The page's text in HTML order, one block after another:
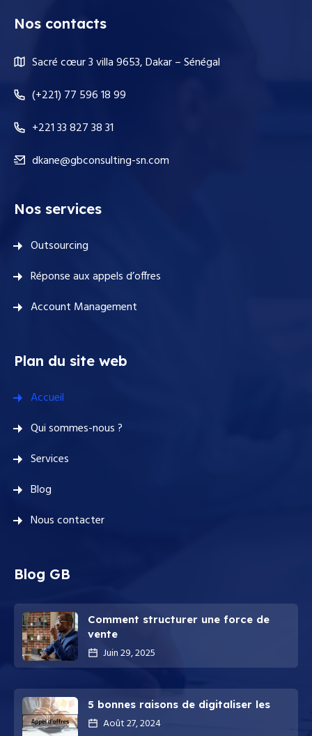
Nos contacts
Sacré cœur 3 villa 9653, Dakar – Sénégal
(+221) 77 596 18 99
+221 33 827 38 31
dkane@gbconsulting-sn.com
Nos services
Outsourcing
Réponse aux appels d’offres
Account Management
Plan du site web
Accueil
Qui sommes-nous ?
Services
Blog
Nous contacter
Blog GB
Comment structurer une force de
vente
Juin 29, 2025
5 bonnes raisons de digitaliser les
Août 27, 2024